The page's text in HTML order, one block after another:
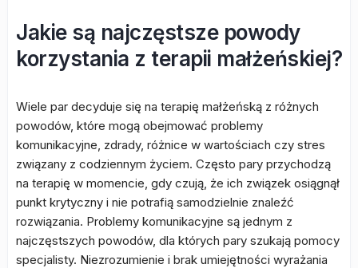
Jakie są najczęstsze powody
korzystania z terapii małżeńskiej?
Wiele par decyduje się na terapię małżeńską z różnych
powodów, które mogą obejmować problemy
komunikacyjne, zdrady, różnice w wartościach czy stres
związany z codziennym życiem. Często pary przychodzą
na terapię w momencie, gdy czują, że ich związek osiągnął
punkt krytyczny i nie potrafią samodzielnie znaleźć
rozwiązania. Problemy komunikacyjne są jednym z
najczęstszych powodów, dla których pary szukają pomocy
specjalisty. Niezrozumienie i brak umiejętności wyrażania